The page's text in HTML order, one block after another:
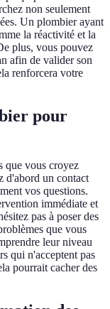
non seulement
Un plombier ayant
la réactivité et la
plus, vous pouvez
afin de valider son
renforcera votre
pour
que vous croyez
d'abord un contact
vos questions.
immédiate et
pas à poser des
que vous
leur niveau
qui n'acceptent pas
pourrait cacher des